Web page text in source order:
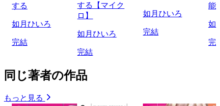
する
如月ひいろ
完結
する【マイク
ロ】
如月ひいろ
完結
如月ひいろ
完結
能
如
完
同じ著者の作品
もっと見る